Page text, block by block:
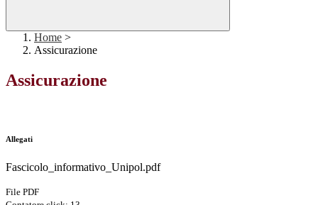
Home >
Assicurazione
Assicurazione
Allegati
Fascicolo_informativo_Unipol.pdf
File PDF